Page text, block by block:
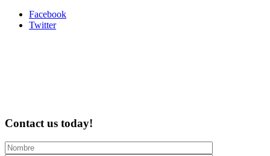
Facebook
Twitter
Contact us today!